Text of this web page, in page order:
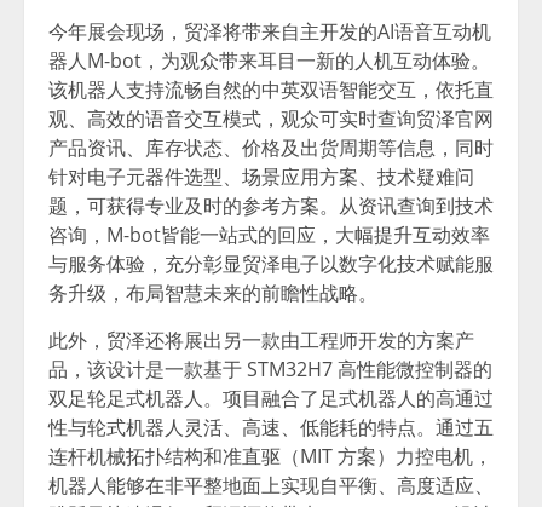
今年展会现场，贸泽将带来自主开发的AI语音互动机
器人M-bot，为观众带来耳目一新的人机互动体验。
该机器人支持流畅自然的中英双语智能交互，依托直
观、高效的语音交互模式，观众可实时查询贸泽官网
产品资讯、库存状态、价格及出货周期等信息，同时
针对电子元器件选型、场景应用方案、技术疑难问
题，可获得专业及时的参考方案。从资讯查询到技术
咨询，M-bot皆能一站式的回应，大幅提升互动效率
与服务体验，充分彰显贸泽电子以数字化技术赋能服
务升级，布局智慧未来的前瞻性战略。
此外，贸泽还将展出另一款由工程师开发的方案产
品，该设计是一款基于 STM32H7 高性能微控制器的
双足轮足式机器人。项目融合了足式机器人的高通过
性与轮式机器人灵活、高速、低能耗的特点。通过五
连杆机械拓扑结构和准直驱（MIT 方案）力控电机，
机器人能够在非平整地面上实现自平衡、高度适应、